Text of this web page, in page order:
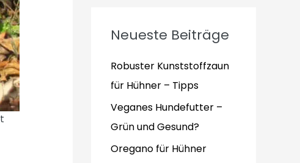
Neueste Beiträge
Robuster Kunststoffzaun
für Hühner – Tipps
Veganes Hundefutter –
Grün und Gesund?
Oregano für Hühner